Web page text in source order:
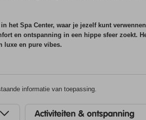
Spa Center, waar je jezelf kunt
en ontspanning in een hippe sfeer zoekt.
luxe en pure vibes.
informatie van toepassing.
Activiteiten & ontspanning